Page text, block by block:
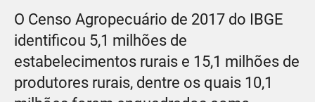
O Censo Agropecuário de 2017 do IBGE
identificou 5,1 milhões de
estabelecimentos rurais e 15,1 milhões de
produtores rurais, dentre os quais 10,1